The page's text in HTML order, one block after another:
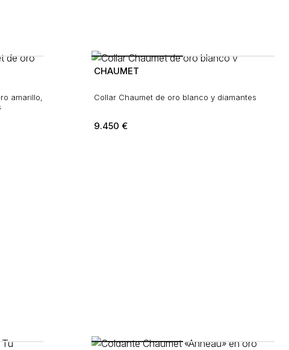
amarillo,
CHAUMET
Collar Chaumet de oro blanco y diamantes
9.450 €